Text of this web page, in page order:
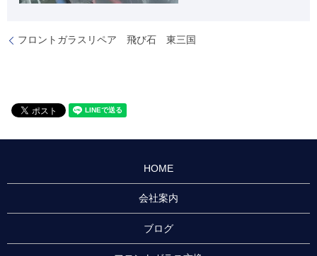
フロントガラスリペア 飛び石 東三国
HOME
会社案内
ブログ